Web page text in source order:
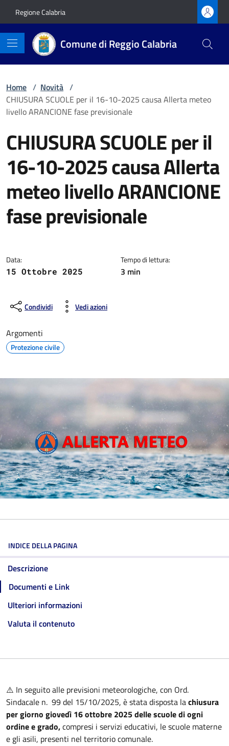
Regione Calabria
Comune di Reggio Calabria
Home / Novità /
CHIUSURA SCUOLE per il 16-10-2025 causa Allerta meteo
livello ARANCIONE fase previsionale
CHIUSURA SCUOLE per il
16-10-2025 causa Allerta
meteo livello ARANCIONE
fase previsionale
Data:
15 Ottobre 2025
Tempo di lettura:
3 min
Condividi Vedi azioni
Argomenti
Protezione civile
INDICE DELLA PAGINA
Descrizione
Documenti e Link
Ulteriori informazioni
Valuta il contenuto
⚠️ In seguito alle previsioni meteorologiche, con Ord.
Sindacale n. 99 del 15/10/2025, è stata disposta lachiusura
per giorno giovedì 16 ottobre 2025 delle scuole di ogni
ordine e grado,compresi i servizi educativi, le scuole materne
e gli asili, presenti nel territorio comunale.